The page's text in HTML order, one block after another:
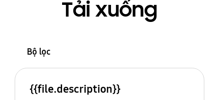
Tải xuống
Bộ lọc
{{file.description}}